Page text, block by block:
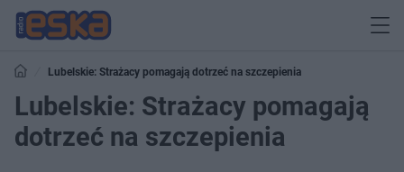
Lubelskie: Strażacy pomagają dotrzeć na szczepienia
Lubelskie: Strażacy pomagają
dotrzeć na szczepienia